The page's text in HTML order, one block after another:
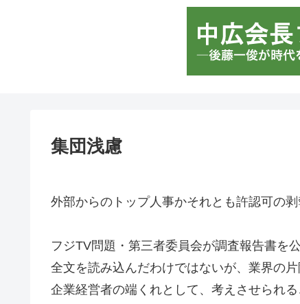
集団浅慮
外部からのトップ人事かそれとも許認可の剥
フジTV問題・第三者委員会が調査報告書を公
全文を読み込んだわけではないが、業界の
企業経営者の端くれとして、考えさせられる